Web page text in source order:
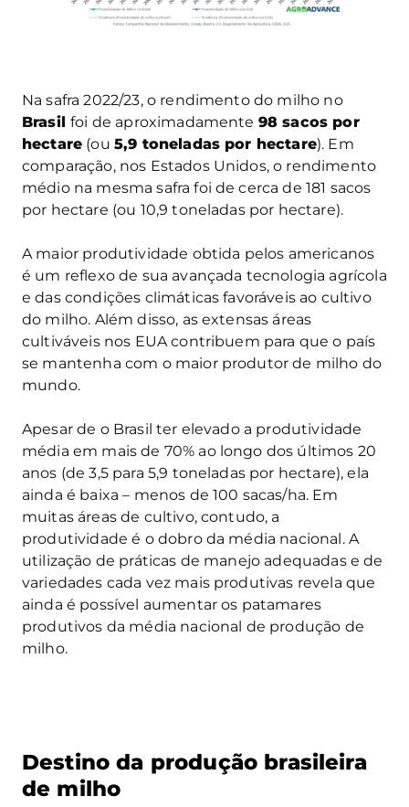
Na safra 2022/23, o rendimento do milho no
Brasilfoi de aproximadamente 98 sacos por
hectare (ou 5,9 toneladas por hectare). Em
comparação, nos Estados Unidos, o rendimento
médio na mesma safra foi de cerca de 181 sacos
por hectare (ou 10,9 toneladas por hectare).
A maior produtividade obtida pelos americanos
é um reflexo de sua avançada tecnologia agrícola
e das condições climáticas favoráveis ao cultivo
do milho. Além disso, as extensas áreas
cultiváveis nos EUA contribuem para que o país
se mantenha com o maior produtor de milho do
mundo.
Apesar de o Brasil ter elevado a produtividade
média em mais de 70% ao longo dos últimos 20
anos (de 3,5 para 5,9 toneladas por hectare), ela
ainda é baixa – menos de 100 sacas/ha. Em
muitas áreas de cultivo, contudo, a
produtividade é o dobro da média nacional. A
utilização de práticas de manejo adequadas e de
variedades cada vez mais produtivas revela que
ainda é possível aumentar os patamares
produtivos da média nacional de produção de
milho.
Destino da produção brasileira
de milho